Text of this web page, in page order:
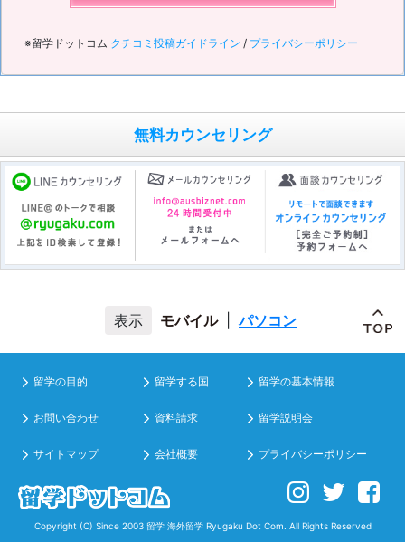
※留学ドットコム クチコミ投稿ガイドライン / プライバシーポリシー
無料カウンセリング
モバイル パソコン
留学の目的 留学する国 留学の基本情報
お問い合わせ 資料請求 留学説明会
サイトマップ 会社概要 プライバシーポリシー
Copyright (C) Since 2003 留学 海外留学Ryugaku Dot Com. All Rights Reserved